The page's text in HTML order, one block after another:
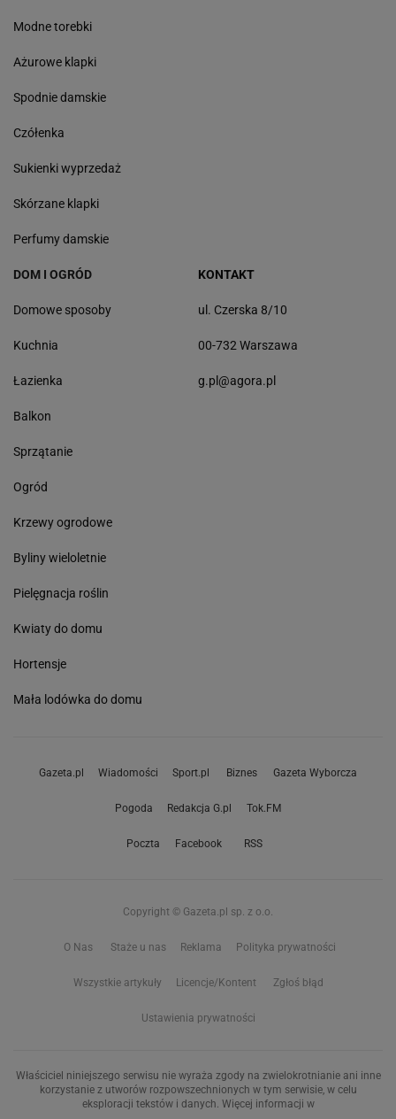
Modne torebki
Ażurowe klapki
Spodnie damskie
Czółenka
Sukienki wyprzedaż
Skórzane klapki
Perfumy damskie
DOM I OGRÓD
Domowe sposoby
Kuchnia
Łazienka
Balkon
Sprzątanie
Ogród
Krzewy ogrodowe
Byliny wieloletnie
Pielęgnacja roślin
Kwiaty do domu
Hortensje
Mała lodówka do domu
KONTAKT
ul. Czerska 8/10
00-732 Warszawa
g.pl@agora.pl
Gazeta.pl Wiadomości Sport.pl Biznes Gazeta Wyborcza
Pogoda Redakcja G.pl Tok.FM
Poczta Facebook RSS
Copyright © Gazeta.pl sp. z o.o.
O Nas Staże u nas Reklama Polityka prywatności
Wszystkie artykuły Licencje/Kontent Zgłoś błąd
Ustawienia prywatności
Właściciel niniejszego serwisu nie wyraża zgody na zwielokrotnianie ani inne
korzystanie z utworów rozpowszechnionych w tym serwisie, w celu
eksploracji tekstów i danych. Więcej informacji w